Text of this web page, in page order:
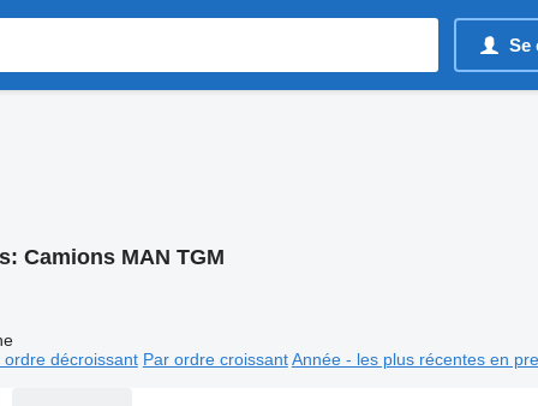
Se
Camions MAN TGM
ordre décroissant Par ordre croissant Année - les plus récentes en